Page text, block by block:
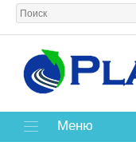
Меню